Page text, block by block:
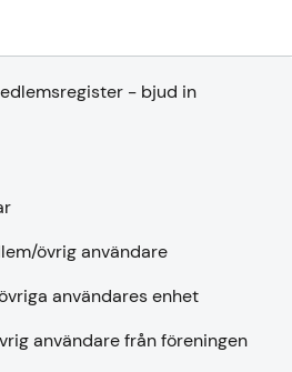
- bjud in
övrig användare
användares enhet
användare från föreningen